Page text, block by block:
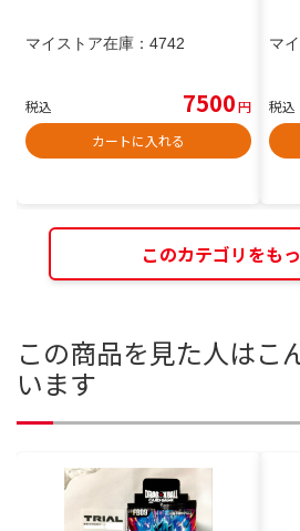
マイストア在庫： 4742
税込 7500円
カートに入れる
マ
税込
このカテゴリをも
この商品を見た人はこ
います